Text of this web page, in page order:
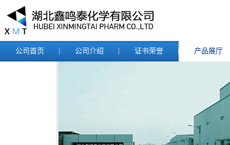
公司首页 公司介绍 证书荣誉 产品展厅